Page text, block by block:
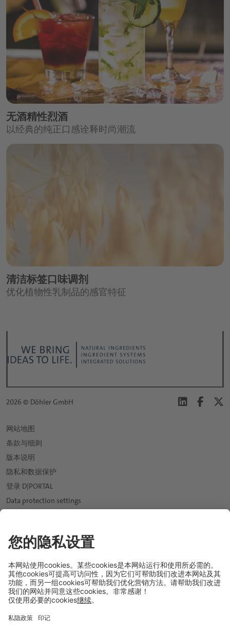
无酒精性烈酒
以经典的纯正口感诠释时尚潮流
清洁标签口味调剂
优化植物性乳制品的感官特征
2026 © Döhler GmbH
网站地图
条款与细则
版本说明
隐私和数据保护
登录 D|PORTAL
Data protection settings
市场
软饮料行业
果汁行业
啤酒行业
葡萄酒与烈酒行业
expand_more
软饮料和水
饮料糖浆
能量饮料
运动饮料
我们的投资组合 expand_more
天然口感和香料解决方案
保健配料
可持续性发展